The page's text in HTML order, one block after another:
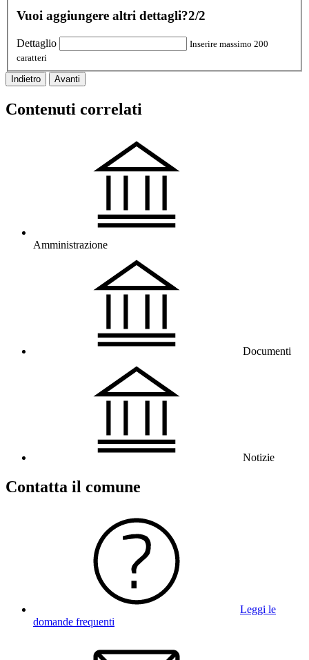
Vuoi aggiungere altri dettagli?2/2
Dettaglio
Inserire massimo 200
caratteri
Indietro Avanti
Contenuti correlati
Amministrazione
Documenti
Notizie
Contatta il comune
Leggi le
domande frequenti